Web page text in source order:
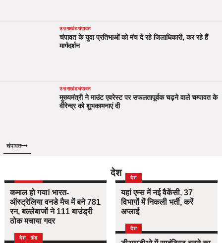
उत्तराखंडचंपावत
चंपावत के युवा प्रतिभाओं को मंच दे रहे जिलाधिकारी, कर रहे हैं
मार्गदर्शन
उत्तराखंडचंपावत
मुख्यमंत्री ने माउंट एवरेस्ट पर सफलतापूर्वक चढ़ने वाले चम्पावत के
वीरेन्द्र को शुभकामनाएं दी
चंपावत
देश
कमाल हो गया! भारत-
ऑस्ट्रेलिया वनडे मैच में बने 781
रन, बल्लेबाजों ने 111 बाउंड्री
ठोक मचाया गदर
उत्तराखंड
देश
देश
यहां एम्स में नई वैकेंसी, 37
विभागों में निकली भर्ती, करें
अप्लाई
देश